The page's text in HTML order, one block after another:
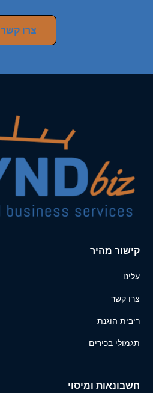
צרו קשר
קישור מהיר
עלינו
צרו קשר
ריבית הוגנת
תגמולי בכירים
חשבונאות ומיסוי